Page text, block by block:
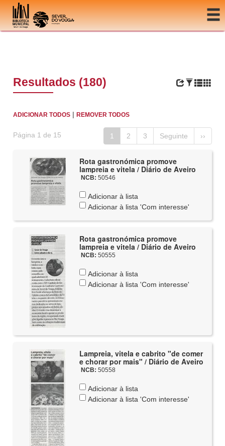
Ir para o conteúdo
Resultados (180)
ADICIONAR TODOS |REMOVER TODOS
Página 1 de 15 1 2 3 Seguinte ››
Rota gastronómica promove
lampreia e vitela / Diário de Aveiro
NCB: 50546
Adicionar à lista
Adicionar à lista 'Com interesse'
Rota gastronómica promove
lampreia e vitela / Diário de Aveiro
NCB: 50555
Adicionar à lista
Adicionar à lista 'Com interesse'
Lampreia, vitela e cabrito "de comer
e chorar por mais" / Diário de Aveiro
NCB: 50558
Adicionar à lista
Adicionar à lista 'Com interesse'